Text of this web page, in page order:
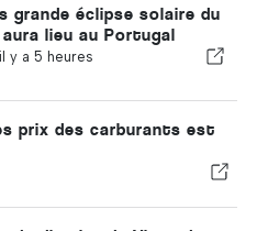
grande éclipse solaire du
lieu au Portugal
il y a 5 heures
prix des carburants est